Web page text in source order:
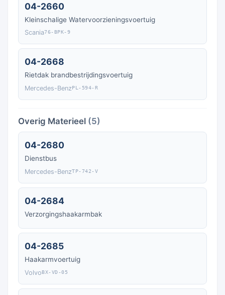
04-2660
Kleinschalige Watervoorzieningsvoertuig
Scania76-BPK-9
04-2668
Rietdak brandbestrijdingsvoertuig
Mercedes-BenzPL-594-R
Overig Materieel (5)
04-2680
Dienstbus
Mercedes-BenzTP-742-V
04-2684
Verzorgingshaakarmbak
04-2685
Haakarmvoertuig
VolvoBX-VD-05